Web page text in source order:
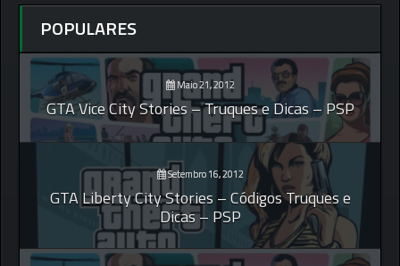
POPULARES
Maio 21, 2012
GTA Vice City Stories – Truques e Dicas – PSP
Setembro 16, 2012
GTA Liberty City Stories – Códigos Truques e
Dicas – PSP